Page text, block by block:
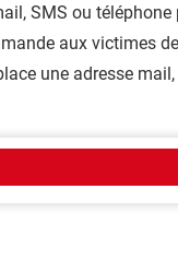
SMS ou téléphone
aux victimes
une adresse